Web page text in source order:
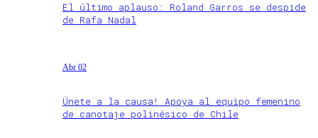
El último aplauso: Roland Garros se despide
de Rafa Nadal
Abr 02
Únete a la causa! Apoya al equipo femenino
de canotaje polinésico de Chile